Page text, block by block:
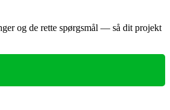
og de rette spørgsmål — så dit projekt